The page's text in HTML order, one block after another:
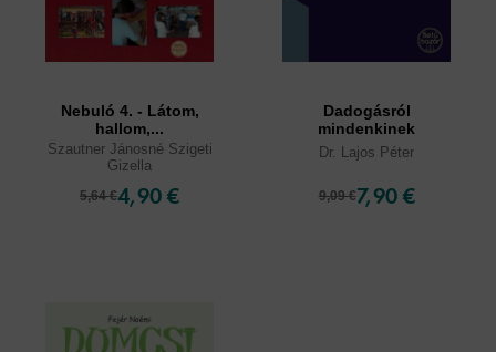
Nebuló 4. - Látom,
hallom,...
Szautner Jánosné Szigeti
Gizella
5,64 €4,90 €
Dadogásról
mindenkinek
Dr. Lajos Péter
9,09 €7,90 €